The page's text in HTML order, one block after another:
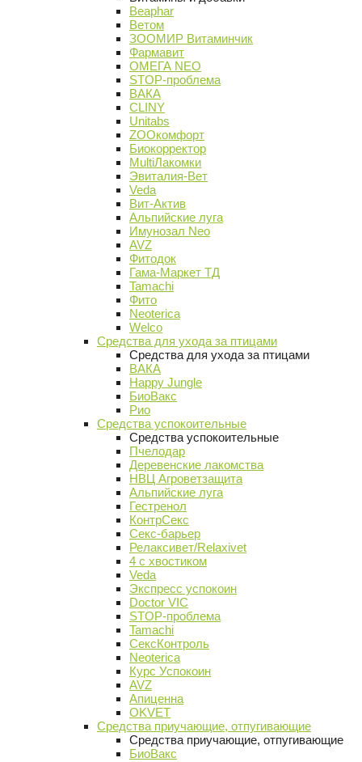
Beaphar
Ветом
ЗООМИР Витаминчик
Фармавит
ОМЕГА NEO
STOP-проблема
ВАКА
CLINY
Unitabs
ZOOкомфорт
Биокорректор
MultiЛакомки
Эвиталия-Вет
Veda
Вит-Актив
Альпийские луга
Имунозал Neo
AVZ
Фитодок
Гама-Маркет ТД
Tamachi
Фито
Neoterica
Welco
Средства для ухода за птицами
Средства для ухода за птицами
ВАКА
Happy Jungle
БиоВакс
Рио
Средства успокоительные
Средства успокоительные
Пчелодар
Деревенские лакомства
НВЦ Агроветзащита
Альпийские луга
Гестренол
КонтрСекс
Секс-барьер
Релаксивет/Relaxivet
4 с хвостиком
Veda
Экспресс успокоин
Doctor VIC
STOP-проблема
Tamachi
СексКонтроль
Neoterica
Курс Успокоин
AVZ
Апиценна
OKVET
Средства приучающие, отпугивающие
Средства приучающие, отпугивающие
БиоВакс